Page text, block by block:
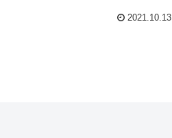
2021.10.13